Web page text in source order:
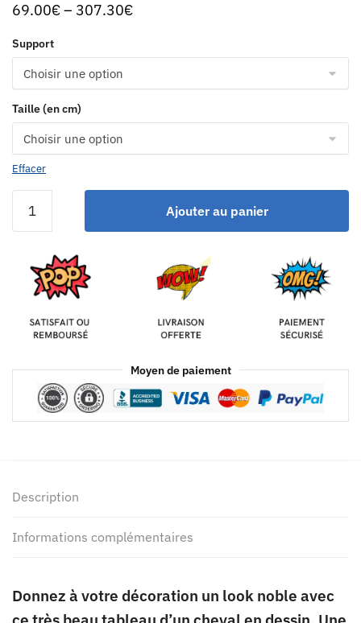
69.00€– 307.30€
Support
Taille (en cm)
Effacer
Ajouter au panier
Moyen de paiement
Description
Informations complémentaires
Donnez à votre décoration un look noble avec